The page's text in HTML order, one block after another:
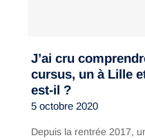
J’ai cru
cursus, un à Lille
est-il ?
5 octobre 2020
Depuis la rentrée 2017,